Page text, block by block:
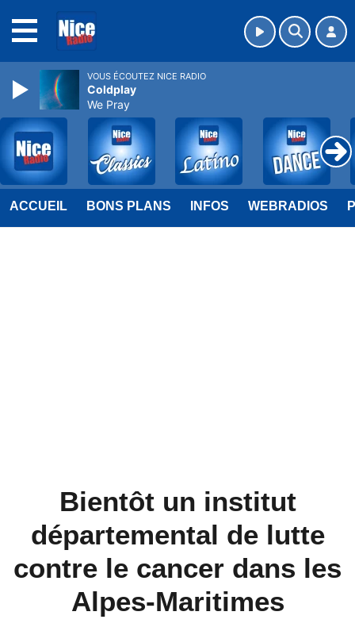
ACCUEIL BONS PLANS INFOS WEBRADIOS
Bientôt un institut
départemental de lutte
contre le cancer dans les
Alpes-Maritimes
VOUS ÉCOUTEZ NICE RADIO
Coldplay
We Pray